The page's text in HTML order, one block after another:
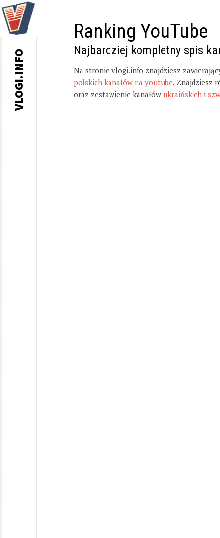
Ranking YouTube
Najbardziej kompletny spis
Na stronie vlogi.info znajdziesz
polskich kanałów na youtube. Znajdziesz
oraz zestawienie kanałów ukraińskich i
VLOGI.INFO